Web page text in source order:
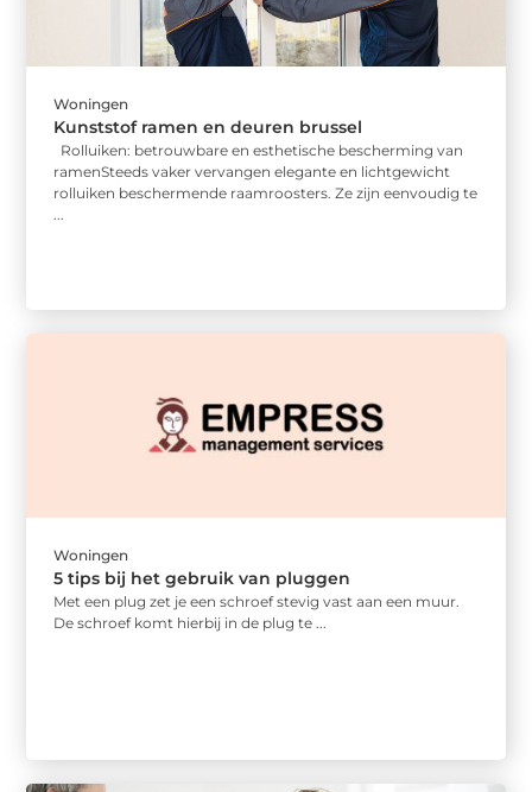
Woningen
Kunststof ramen en deuren brussel
Rolluiken: betrouwbare en esthetische bescherming van
ramenSteeds vaker vervangen elegante en lichtgewicht
rolluiken beschermende raamroosters. Ze zijn eenvoudig te
...
Woningen
5 tips bij het gebruik van pluggen
Met een plug zet je een schroef stevig vast aan een muur.
De schroef komt hierbij in de plug te ...